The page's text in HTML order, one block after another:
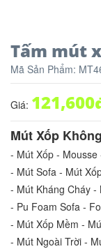
Tấm mút
Mã Sản Phẩm:
Giá: 121,600
Mút Xốp
- Mút Xốp - Mousse
- Mút Sofa - Mút
- Mút Kháng Cháy -
- Pu Foam Sofa -
- Mút Xốp Mềm -
- Mút Ngoài Trời -